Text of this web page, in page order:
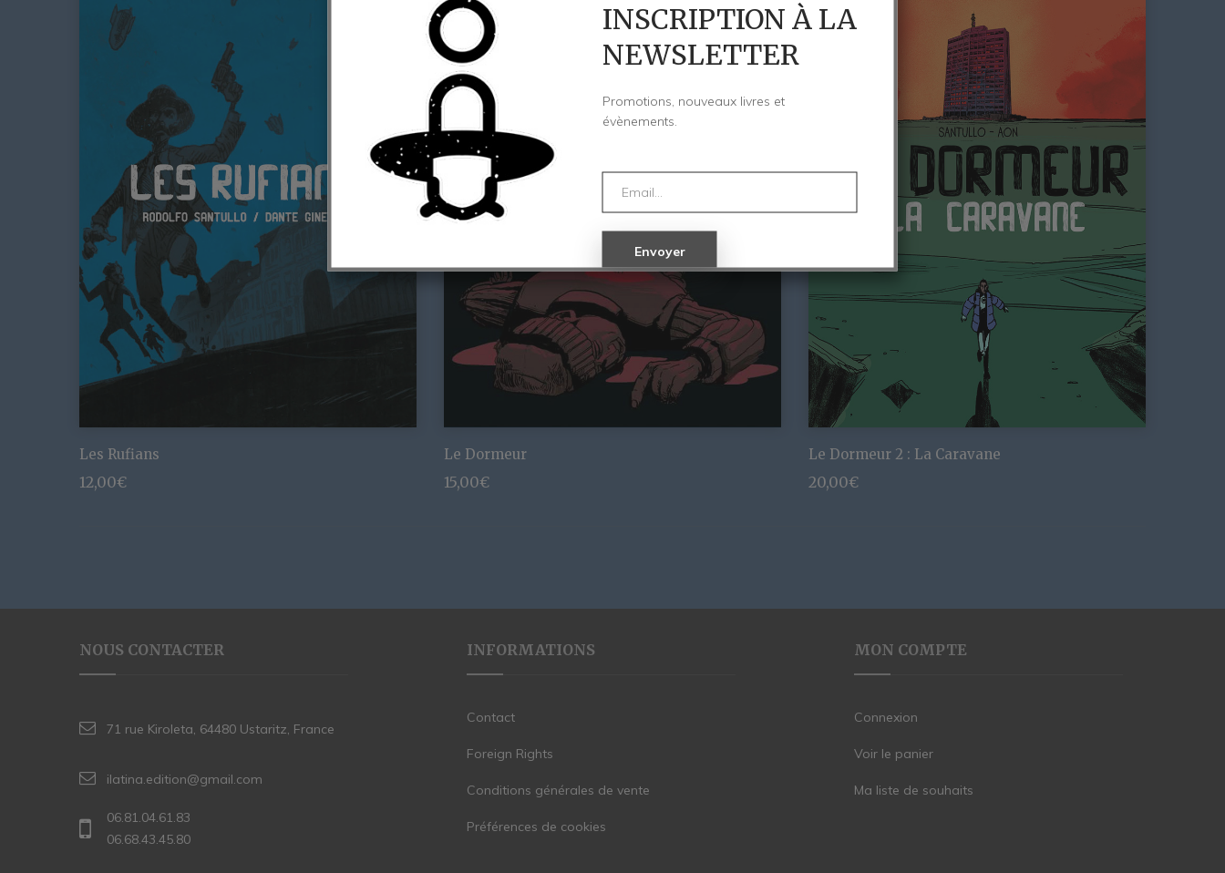
Les Rufians
12,00€
Le Dormeur
15,00€
Le Dormeur 2 : La Caravane
20,00€
NOUS CONTACTER
71 rue Kiroleta, 64480 Ustaritz, France
ilatina.edition@gmail.com
06.81.04.61.83
06.68.43.45.80
INFORMATIONS
Contact
Foreign Rights
Conditions générales de vente
Préférences de cookies
MON COMPTE
Connexion
Voir le panier
Ma liste de souhaits
INSCRIPTION À LA
NEWSLETTER
Promotions, nouveaux livres et
évènements.